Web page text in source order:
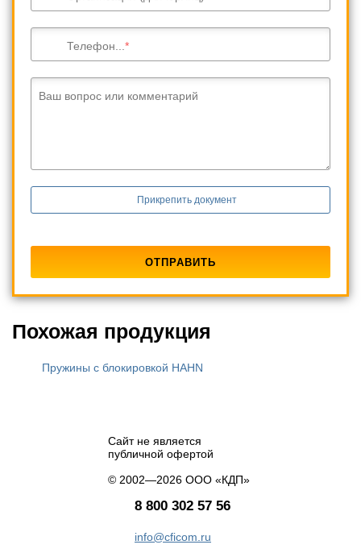
Телефон...
Ваш вопрос или комментарий
Прикрепить документ
Похожая продукция
Пружины с блокировкой HAHN
Сайт не является
публичной офертой
© 2002—2026 ООО «КДП»
8 800 302 57 56
info@cficom.ru